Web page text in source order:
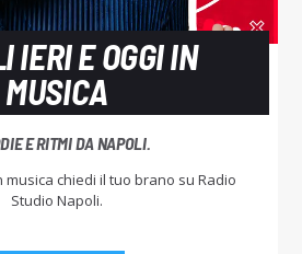
IERI E OGGI IN
MUSICA
E RITMI DA NAPOLI.
musica chiedi il tuo brano su Radio
Studio Napoli.